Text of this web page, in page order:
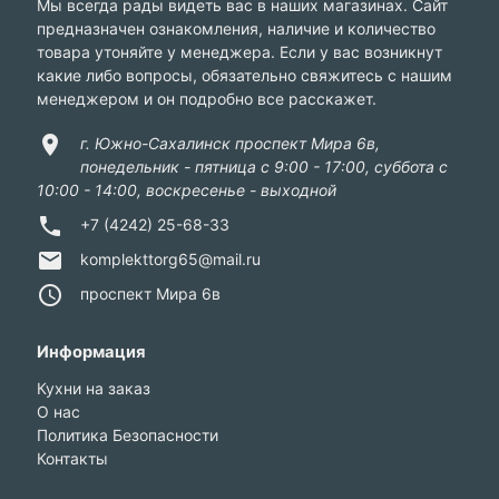
Мы всегда рады видеть вас в наших магазинах. Сайт
предназначен ознакомления, наличие и количество
товара утоняйте у менеджера. Если у вас возникнут
какие либо вопросы, обязательно свяжитесь с нашим
менеджером и он подробно все расскажет.
location_on
г. Южно-Сахалинск проспект Мира 6в,
понедельник - пятница с 9:00 - 17:00, суббота с
10:00 - 14:00, воскресенье - выходной
phone +7 (4242) 25-68-33
email komplekttorg65@mail.ru
access_time проспект Мира 6в
Информация
Кухни на заказ
О нас
Политика Безопасности
Контакты